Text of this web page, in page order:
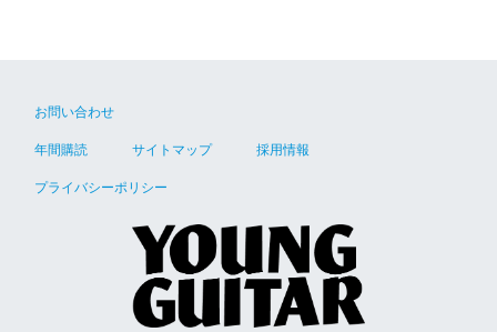
お問い合わせ
年間購読 サイトマップ 採用情報
プライバシーポリシー